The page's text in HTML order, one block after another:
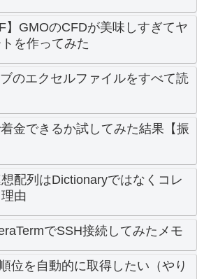
】GMOのCFDが美味しすぎてヤ
を作ってみた
のエクセルファイルをすべて読
金できるか試してみた結果【振
想配列はDictionaryではなくコレ
由
でSSH接続してみたメモ
位を自動的に取得したい（やり